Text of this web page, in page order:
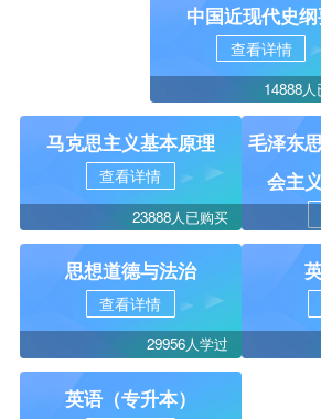
中国近现代史
查看详情
14888
马克思主义基本原理
查看详情
23888人已购买
毛泽东
会主
思想道德与法治
查看详情
29956人学过
英语（专升本）